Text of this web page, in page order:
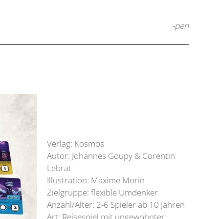
-pen
Verlag: Kosmos
Autor: Johannes Goupy & Corentin
Lebrat
Illustration: Maxime Morin
Zielgruppe: flexible Umdenker
Anzahl/Alter: 2-6 Spieler ab 10 Jahren